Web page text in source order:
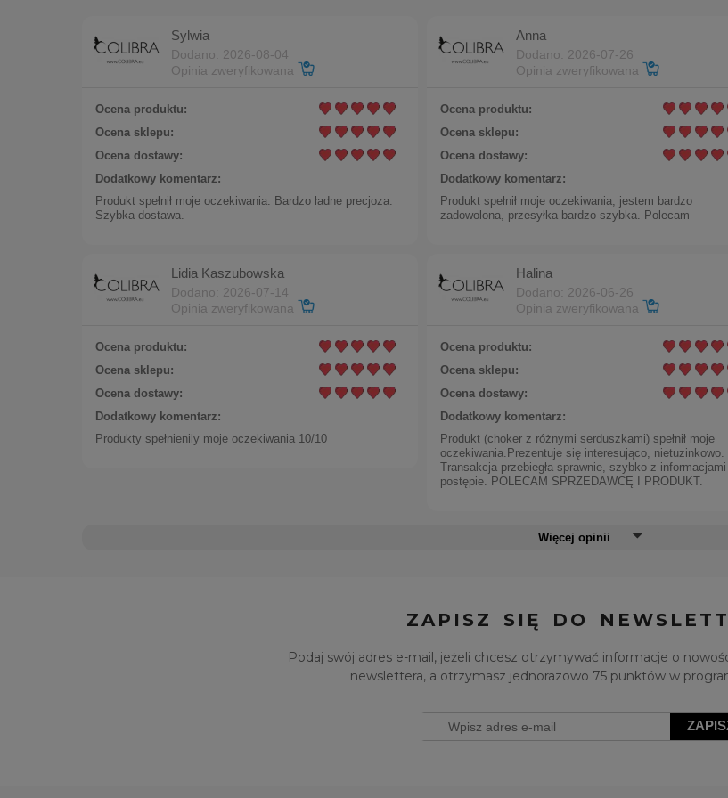
Pierścionek z greckim motywem by Klaudia Nieścior
Sylwia
Dodano: 2026-08-04
Opinia zweryfikowana
Ocena produktu:
Ocena sklepu:
Ocena dostawy:
Dodatkowy komentarz:
Produkt spełnił moje oczekiwania. Bardzo ładne precjoza.
Szybka dostawa.
Anna
Dodano: 2026-07-26
Opinia zweryfikowana
Ocena produktu:
Ocena sklepu:
Ocena dostawy:
Dodatkowy komentarz:
Produkt spełnił moje oczekiwania, jestem bardzo
zadowolona, przesyłka bardzo szybka. Polecam
Lidia Kaszubowska
Dodano: 2026-07-14
Opinia zweryfikowana
Ocena produktu:
Ocena sklepu:
Ocena dostawy:
Dodatkowy komentarz:
Produkty spełnienily moje oczekiwania 10/10
Halina
Dodano: 2026-06-26
Opinia zweryfikowana
Ocena produktu:
Ocena sklepu:
Ocena dostawy:
Dodatkowy komentarz:
Produkt (choker z różnymi serduszkami) spełnił moje
oczekiwania.Prezentuje się interesująco, nietuzinkowo.
Transakcja przebiegła sprawnie, szybko z
postępie. POLECAM SPRZEDAWCĘ I PRODUKT.
Więcej opinii
ZAPISZ SIĘ DO
Podaj swój adres e-mail, jeżeli chcesz otrzymywać informacje o
newslettera, a otrzymasz jednorazowo 75 punktów w